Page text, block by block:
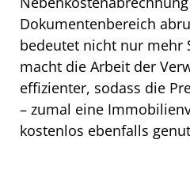
Dokumentenbereich
bedeutet nicht nur mehr
macht die Arbeit der
effizienter, sodass die
– zumal eine
kostenlos ebenfalls